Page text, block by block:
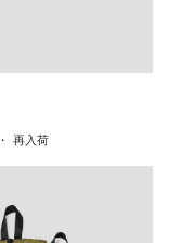
・ 再入荷